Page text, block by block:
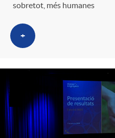
sobretot, més humanes
+